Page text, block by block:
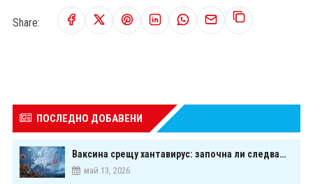
Share:
ПОСЛЕДНО ДОБАВЕНИ
Ваксина срещу хантавирус: започна ли следващата голяма надпревара в медицината?
май 13, 2026